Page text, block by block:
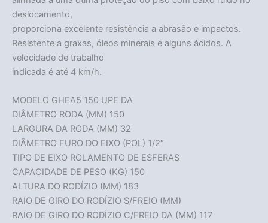
deslocamento,
proporciona excelente resistência a abrasão e impactos.
Resistente a graxas, óleos minerais e alguns ácidos. A
velocidade de trabalho
indicada é até 4 km/h.
MODELO GHEA5 150 UPE DA
DIÂMETRO RODA (MM) 150
LARGURA DA RODA (MM) 32
DIÂMETRO FURO DO EIXO (POL) 1/2″
TIPO DE EIXO ROLAMENTO DE ESFERAS
CAPACIDADE DE PESO (KG) 150
ALTURA DO RODÍZIO (MM) 183
RAIO DE GIRO DO RODÍZIO S/FREIO (MM)
RAIO DE GIRO DO RODÍZIO C/FREIO DA (MM) 117